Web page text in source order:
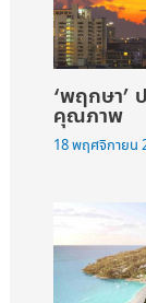
‘พฤกษา’
คุณภาพ
18 พฤศจิกายน